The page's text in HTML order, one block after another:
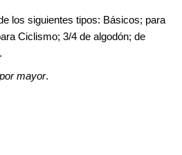
los siguientes tipos: Básicos; para
Ciclismo; 3/4 de algodón; de
mayor.